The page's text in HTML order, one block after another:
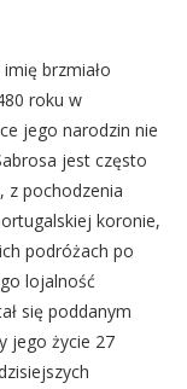
brzmiało
roku w
jego narodzin nie
jest często
z pochodzenia
koronie,
podróżach po
lojalność
się poddanym
jego życie 27